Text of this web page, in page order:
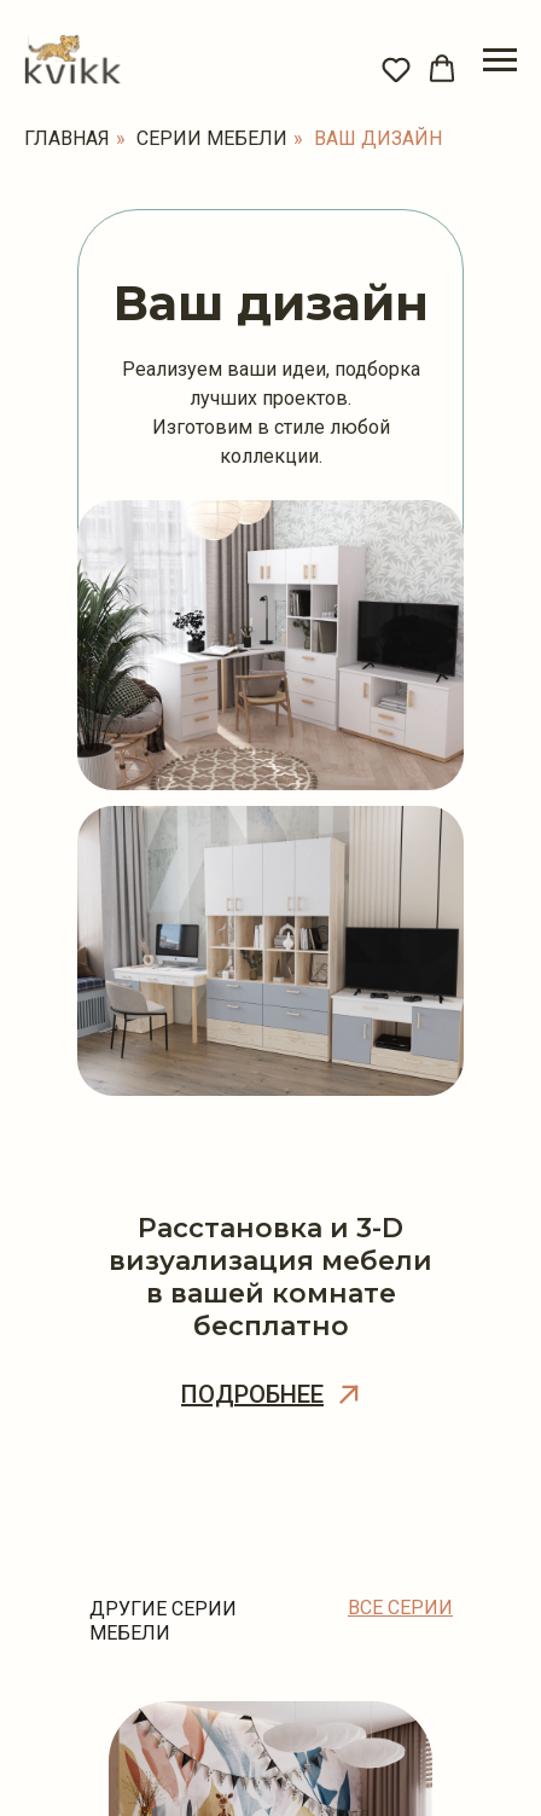
ГЛАВНАЯ » СЕРИИ МЕБЕЛИ » ВАШ ДИЗАЙН
Ваш дизайн
Реализуем ваши идеи, подборка
лучших проектов.
Изготовим в стиле любой
коллекции.
ПОДРОБНЕЕ
Расстановка и 3-D
визуализация мебели
в вашей комнате
бесплатно
ДРУГИЕ СЕРИИ
МЕБЕЛИ
ВСЕ СЕРИИ